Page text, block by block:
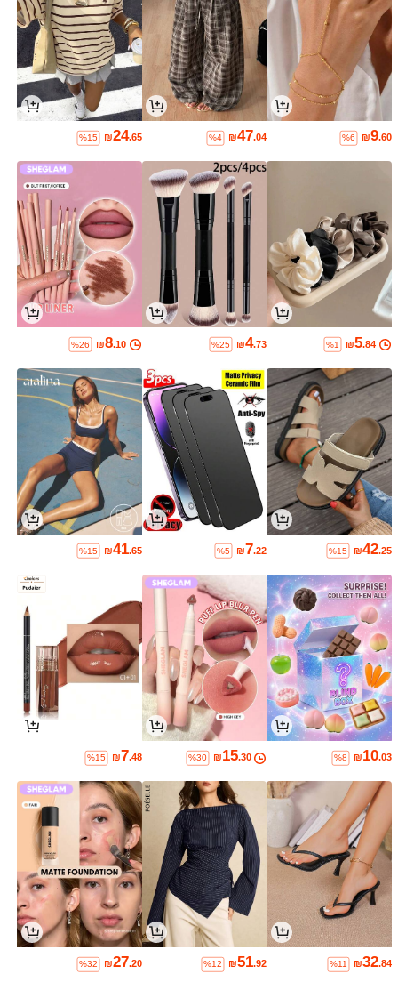
₪9.60
%6
₪47.04
%4
₪24.65
%15
₪5.84
%1
₪4.73
%25
₪8.10
%26
₪42.25
%15
₪7.22
%5
₪41.65
%15
₪10.03
%8
₪15.30
%30
₪7.48
%15
₪32.84
%11
₪51.92
%12
₪27.20
%32